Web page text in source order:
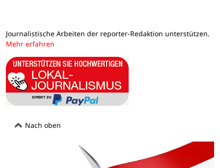
Journalistische Arbeiten der reporter-Redaktion unterstützen.
Mehr erfahren
Nach oben